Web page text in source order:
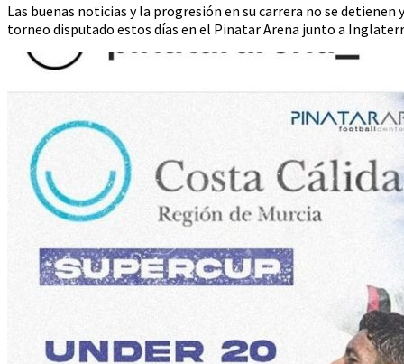
Las buenas noticias y la progresión en su carrera no se detienen
torneo disputado estos días en el Pinatar Arena junto a